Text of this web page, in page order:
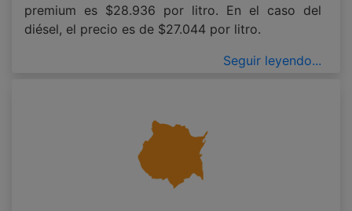
premium es $28.936 por litro. En el caso del
diésel, el precio es de $27.044 por litro.
Seguir leyendo...